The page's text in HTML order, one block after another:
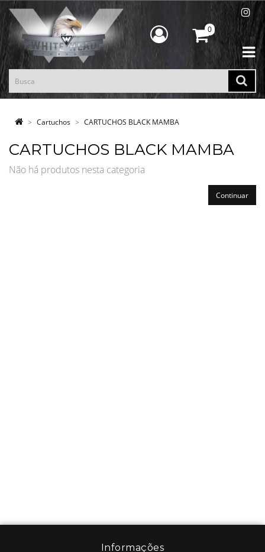
0
Cartuchos CARTUCHOS BLACK MAMBA
CARTUCHOS BLACK MAMBA
Não há produtos nesta categoria
Continuar
Informações